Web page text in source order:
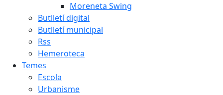
Moreneta Swing
Butlletí digital
Butlletí municipal
Rss
Hemeroteca
Temes
Escola
Urbanisme